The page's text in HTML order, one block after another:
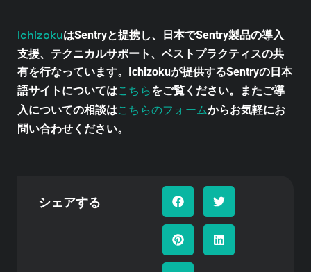
IchizokuはSentryと提携し、日本でSentry製品の導入
支援、テクニカルサポート、ベストプラクティスの共
有を行なっています。Ichizokuが提供するSentryの日本
語サイトについてはこちらをご覧ください。またご導
入についての相談はこちらのフォームからお気軽にお
問い合わせください。
シェアする